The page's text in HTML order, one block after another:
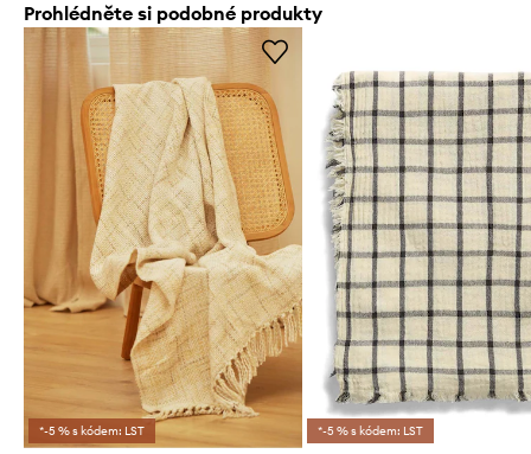
Prohlédněte si podobné produkty
*-5 % s kódem: LST *-5 % s kódem: LST